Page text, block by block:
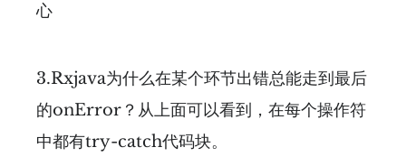
心
3.Rxjava为什么在某个环节出错总能走到最后
的onError？从上面可以看到，在每个操作符
中都有try-catch代码块。